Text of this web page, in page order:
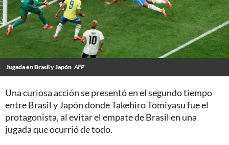
Jugada en Brasil y Japón AFP
Una curiosa acción se presentó en el segundo tiempo
entre Brasil y Japón donde Takehiro Tomiyasu fue el
protagonista, al evitar el empate de Brasil en una
jugada que ocurrió de todo.